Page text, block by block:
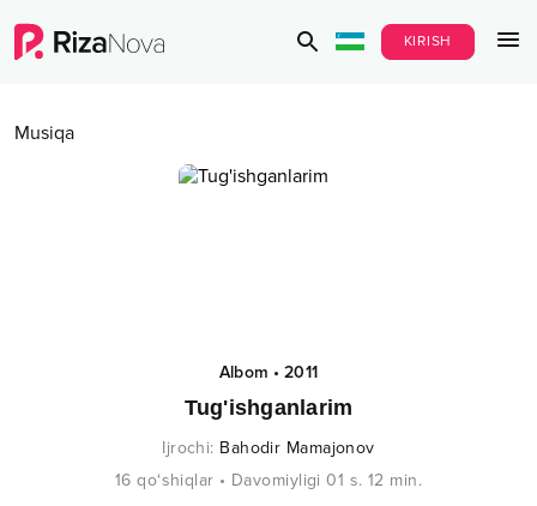
KIRISH
Musiqa
Albom •2011
Tug'ishganlarim
Ijrochi: Bahodir Mamajonov
16 qo‘shiqlar • Davomiyligi 01 s. 12 min.